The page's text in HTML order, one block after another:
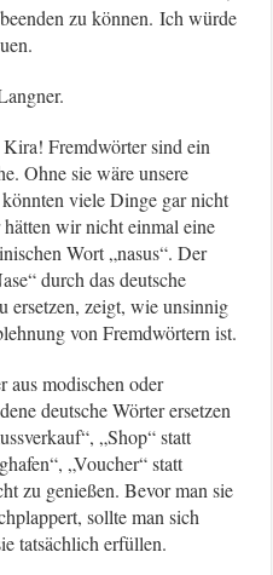
zu können. Ich würde
Fremdwörter sind ein
Ohne sie wäre unsere
viele Dinge gar nicht
wir nicht einmal eine
Wort „nasus“. Der
durch das deutsche
ersetzen, zeigt, wie unsinnig
von Fremdwörtern ist.
aus modischen oder
deutsche Wörter ersetzen
„Shop“ statt
„Voucher“ statt
zu genießen. Bevor man sie
sollte man sich
tatsächlich erfüllen.